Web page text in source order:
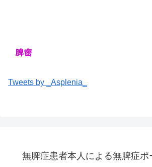
Tweets by _Asplenia_
無脾症患者本人による無脾症ポ